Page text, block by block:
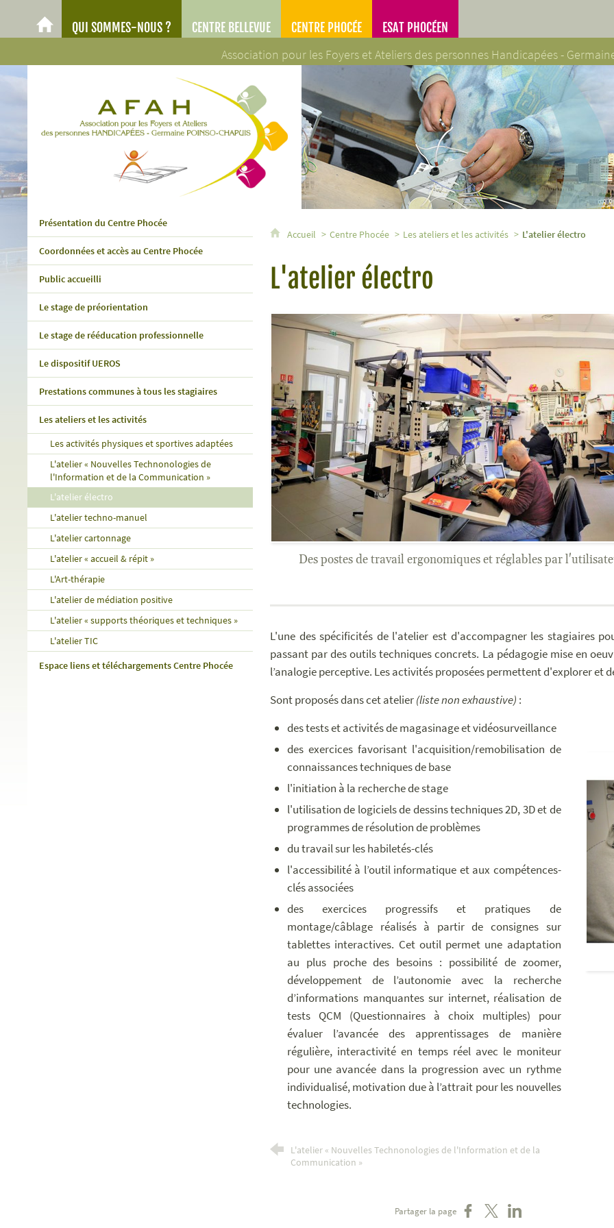
Association pour les Foyers et Ateliers des personnes Handicapées -
AFAH - Association pour les Foyers et Ateliers des personnes Handicapées - Germaine Poinso-Chapuis
AFAH
QUI SOMMES-NOUS ? CENTRE BELLEVUE CENTRE PHOCÉE ESAT PHOCÉEN
Présentation du Centre Phocée
Coordonnées et accès au Centre Phocée
Public accueilli
Le stage de préorientation
Le stage de rééducation professionnelle
Le dispositif UEROS
Prestations communes à tous les stagiaires
Les ateliers et les activités
Les activités physiques et sportives adaptées
L'atelier « Nouvelles Technonologies de
l'Information et de la Communication »
L'atelier électro
L'atelier techno-manuel
L'atelier cartonnage
L'atelier « accueil & répit »
L'Art-thérapie
L'atelier de médiation positive
L'atelier « supports théoriques et techniques »
L'atelier TIC
Espace liens et téléchargements Centre Phocée
Accueil Centre Phocée Les ateliers et les activités L'atelier électro
L'atelier électro
Des postes de travail ergonomiques et réglables par
L'une des spécificités de l'atelier est d'accompagner les stagiaires
passant par des outils techniques concrets. La pédagogie mise en
l’analogie perceptive. Les activités proposées permettent d'explorer et
Des consignes et supports pédagogiques sur tablettes
Sont proposés dans cet atelier(liste non exhaustive) :
des tests et activités de magasinage et vidéosurveillance
des exercices favorisant l'acquisition/remobilisation de
connaissances techniques de base
l'initiation à la recherche de stage
l'utilisation de logiciels de dessins techniques 2D, 3D et de
programmes de résolution de problèmes
du travail sur les habiletés-clés
l'accessibilité à l’outil informatique et aux compétences-
clés associées
des exercices progressifs et pratiques de
montage/câblage réalisés à partir de consignes sur
tablettes interactives. Cet outil permet une adaptation
au plus proche des besoins : possibilité de zoomer,
développement de l’autonomie avec la recherche
d’informations manquantes sur internet, réalisation de
tests QCM (Questionnaires à choix multiples) pour
évaluer l’avancée des apprentissages de manière
régulière, interactivité en temps réel avec le moniteur
pour une avancée dans la progression avec un rythme
individualisé, motivation due à l’attrait pour les nouvelles
technologies.
L'atelier « Nouvelles Technonologies de l'Information et de la
Communication »
Partager la page Partager sur Facebook
Partager sur XPartager sur LinkedIn